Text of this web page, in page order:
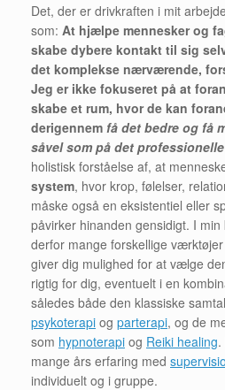
Det, der er drivkraften i mit
som: At hjælpe mennesker og
skabe dybere kontakt til sig
det komplekse nærværende,
Jeg er ikke fokuseret på at
skabe et rum, hvor de kan
derigennem få det bedre og få
såvel som på det
holistisk forståelse af, at
system, hvor krop, følelser,
måske også en eksistentiel eller
påvirker hinanden gensidigt. I
derfor mange forskellige
giver dig mulighed for at vælge
rigtig for dig, eventuelt i en
således både den klassiske
psykoterapi og parterapi, og de
som hypnoterapi og Reiki healing.
mange års erfaring med
individuelt og i gruppe.